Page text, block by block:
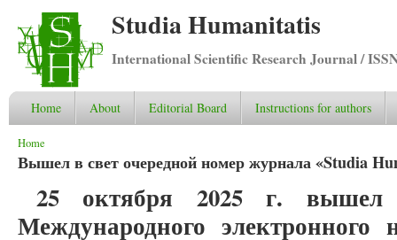
Studia Humanitatis
International Scientific Research Journal /
Home About Editorial Board Instructions for authors
You are here
Home
Вышел в свет очередной номер журнала «Studia
25 октября 2025 г.
Международного электронного